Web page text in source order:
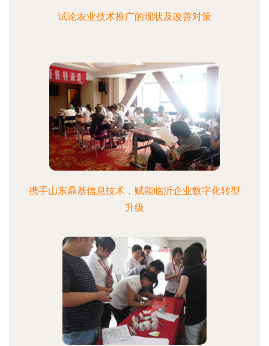
试论农业技术推广的现状及改善对策
携手山东鼎基信息技术，赋能临沂企业数字化转型
升级